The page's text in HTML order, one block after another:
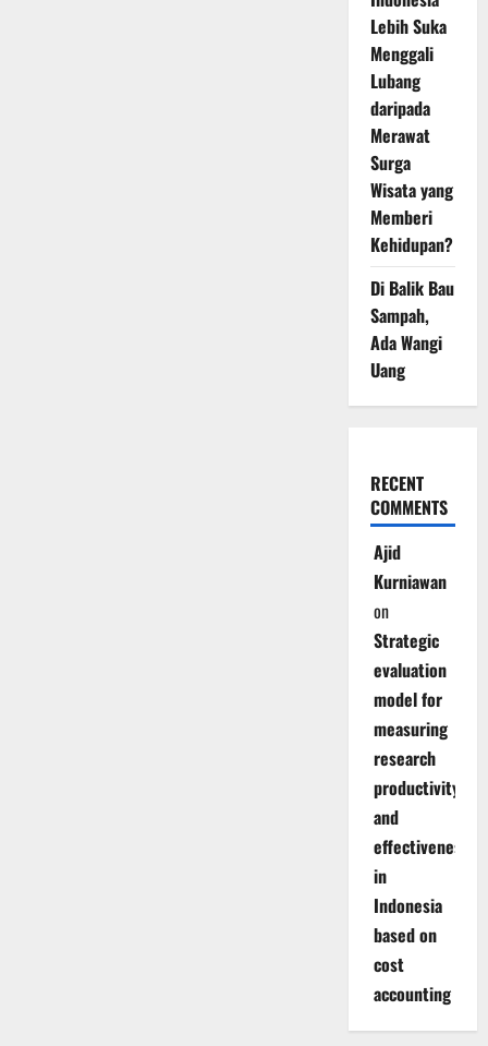
Lebih Suka
Menggali
Lubang
daripada
Merawat
Surga
Wisata yang
Memberi
Kehidupan?
Di Balik Bau
Sampah,
Ada Wangi
Uang
RECENT
COMMENTS
Ajid
Kurniawan
on
Strategic
evaluation
model for
measuring
research
productivity
and
effectiveness
in
Indonesia
based on
cost
accounting